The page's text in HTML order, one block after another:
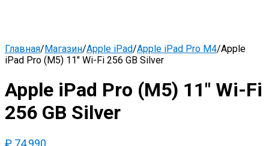
Главная/Магазин/Apple iPad/Apple iPad Pro M4/Apple
iPad Pro (M5) 11″ Wi-Fi 256 GB Silver
Apple iPad Pro (M5) 11″ Wi-Fi
256 GB Silver
₽ 74,990